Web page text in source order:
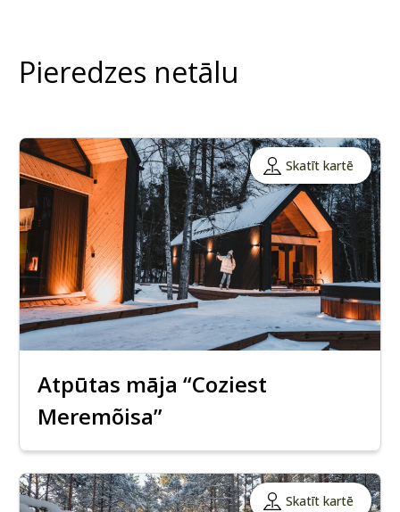
Pieredzes netālu
Skatīt kartē
Atpūtas māja “Coziest
Meremõisa”
Skatīt kartē